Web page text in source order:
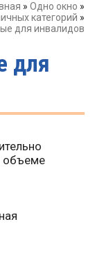
» Одно окно »
категорий »
для инвалидов
для
объеме